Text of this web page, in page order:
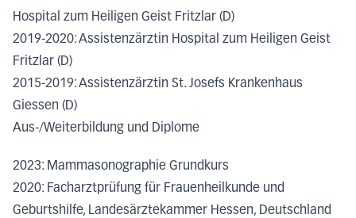
Hospital zum Heiligen Geist Fritzlar (D)
2019-2020: Assistenzärztin Hospital zum Heiligen Geist
Fritzlar (D)
2015-2019: Assistenzärztin St. Josefs Krankenhaus
Giessen (D)
Aus-/Weiterbildung und Diplome
2023: Mammasonographie Grundkurs
2020: Facharztprüfung für Frauenheilkunde und
Geburtshilfe, Landesärztekammer Hessen, Deutschland